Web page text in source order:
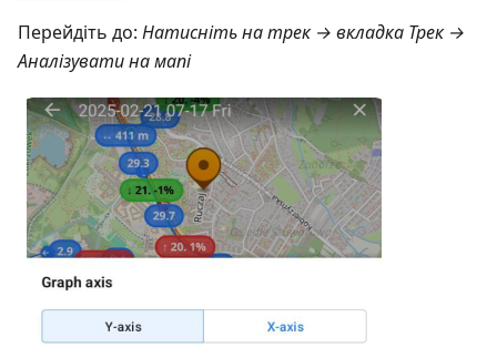
Перейдіть до: Натисніть на трек → вкладка Трек →
Аналізувати на мапі